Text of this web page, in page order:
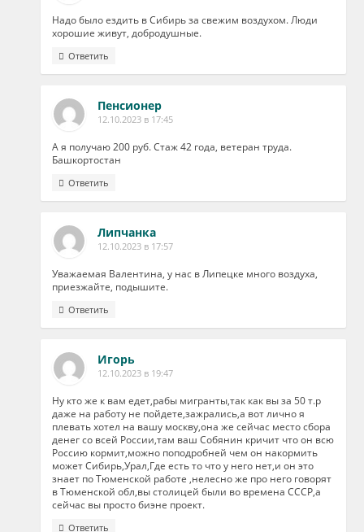
Надо было ездить в Сибирь за свежим воздухом. Люди
хорошие живут, добродушные.
Ответить
Пенсионер
12.10.2023 в 17:45
А я получаю 200 руб. Стаж 42 года, ветеран труда.
Башкортостан
Ответить
Липчанка
12.10.2023 в 17:57
Уважаемая Валентина, у нас в Липецке много воздуха,
приезжайте, подышите.
Ответить
Игорь
12.10.2023 в 19:47
Ну кто же к вам едет,рабы мигранты,так как вы за 50 т.р
даже на работу не пойдете,зажрались,а вот лично я
плевать хотел на вашу москву,она же сейчас место сбора
денег со всей России,там ваш Собянин кричит что он всю
Россию кормит,можно поподробней чем он накормить
может Сибирь,Урал,Где есть то что у него нет,и он это
знает по Тюменской работе ,нелесно же про него говорят
в Тюменской обл,вы столицей были во времена СССР,а
сейчас вы просто биэне проект.
Ответить